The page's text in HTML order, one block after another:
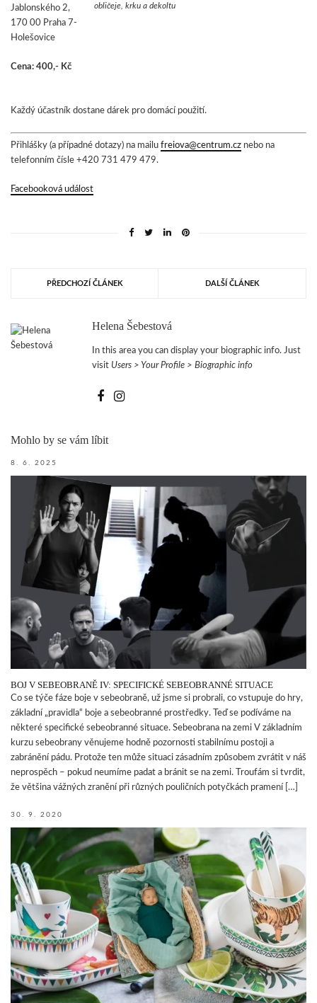
obličeje, krku a dekoltu
Jablonského 2,
170 00 Praha 7-
Holešovice
Cena: 400,- Kč
Každý účastník dostane dárek pro domácí použití.
Přihlášky (a případné dotazy) na mailu freiova@centrum.cz nebo na
telefonním čísle +420 731 479 479.
Facebooková událost
PŘEDCHOZÍ ČLÁNEK DALŠÍ ČLÁNEK
Helena Šebestová
In this area you can display your biographic info. Just
visit Users > Your Profile > Biographic info
Mohlo by se vám líbit
8. 6. 2025
BOJ V SEBEOBRANĚ IV: SPECIFICKÉ SEBEOBRANNÉ SITUACE
Co se týče fáze boje v sebeobraně, už jsme si probrali, co vstupuje do hry,
základní „pravidla“ boje a sebeobranné prostředky. Teď se podíváme na
některé specifické sebeobranné situace. Sebeobrana na zemi V základním
kurzu sebeobrany věnujeme hodně pozornosti stabilnímu postoji a
zabránění pádu. Protože ten může situaci zásadním způsobem zvrátit v náš
neprospěch – pokud neumíme padat a bránit se na zemi. Troufám si tvrdit,
že většina vážných zranění při různých pouličních potyčkách pramení […]
30. 9. 2020